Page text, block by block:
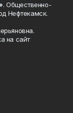
. Общественно-
Нефтекамск.
на сайт